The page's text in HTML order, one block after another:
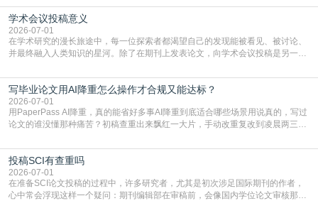
质量，更能在此过程中深化对学术写作的理解。如何系统、高效地打磨自己的论
文，使其在语言和学术表达上更符合国际期刊的要求，是每位研究者值得投入学
习的技能。本篇AEIC学术交流中心小编就为大家介
学术会议投稿意义
2026-07-01
在学术研究的漫长旅途中，每一位探索者都渴望自己的发现能被看见、被讨论、
并最终融入人类知识的星河。除了在期刊上发表论文，向学术会议投稿是另一个
广阔学术天地的大门，连接着个体研究与社会网络。本篇AEIC学术交流中心小编
就为大家介绍“学术会议投稿意义”。一、加速研究成果的传播与反馈学术会议通
常具有周期短、时效性强的特点。相比期刊漫长的
写毕业论文用AI降重怎么操作才合规又能达标？
2026-07-01
用PaperPass AI降重，真的能省好多事AI降重到底适合哪些场景用说真的，写过
论文的谁没懂那种痛苦？初稿查重出来飘红一大片，手动改重复改到凌晨两三
到秃头。这时候靠谱的AI降重真的就是救命稻草，选对工具，半天就能搞定你两
三天都做不完的事。不是所有人都需要用AI降重，但如果你符合下面这些场景，
真的可以试试：初稿写完重复率远超要
投稿SCI有查重吗
2026-07-01
在准备SCI论文投稿的过程中，许多研究者，尤其是初次涉足国际期刊的作者，
心中常会浮现这样一个疑问：期刊编辑部在审稿前，会像国内学位论文审核那